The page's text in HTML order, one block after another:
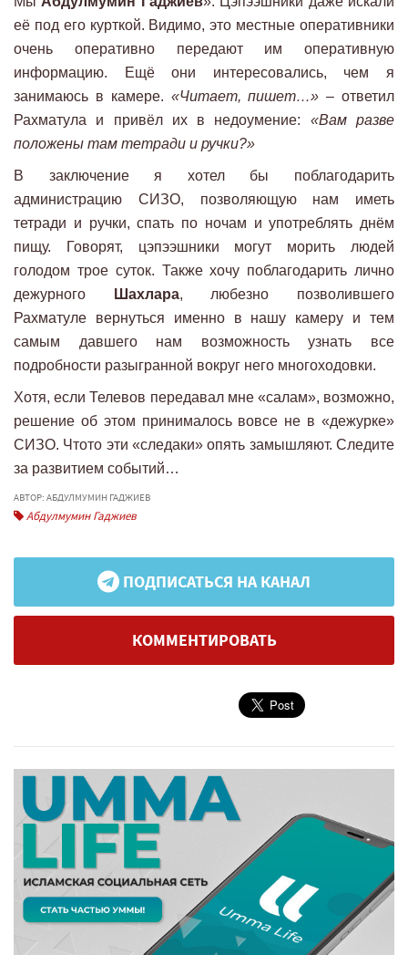
её под его курткой. Видимо, это местные оперативники
очень оперативно передают им оперативную
информацию. Ещё они интересовались, чем я
занимаюсь в камере. «Читает, пишет…» – ответил
Рахматула и привёл их в недоумение: «Вам разве
положены там тетради и ручки?»
В заключение я хотел бы поблагодарить
администрацию СИЗО, позволяющую нам иметь
тетради и ручки, спать по ночам и употреблять днём
пищу. Говорят, цэпээшники могут морить людей
голодом трое суток. Также хочу поблагодарить лично
дежурного
Шахлара, любезно позволившего
Рахматуле вернуться именно в нашу камеру и тем
самым давшего нам возможность узнать все
подробности разыгранной вокруг него многоходовки.
Хотя, если Телевов передавал мне «салам», возможно,
решение об этом принималось вовсе не в «дежурке»
СИЗО. Что­то эти «следаки» опять замышляют. Следите
за развитием событий…
АВТОР: АБДУЛМУМИН ГАДЖИЕВ
Абдулмумин Гаджиев
ПОДПИСАТЬСЯ НА КАНАЛ
КОММЕНТИРОВАТЬ